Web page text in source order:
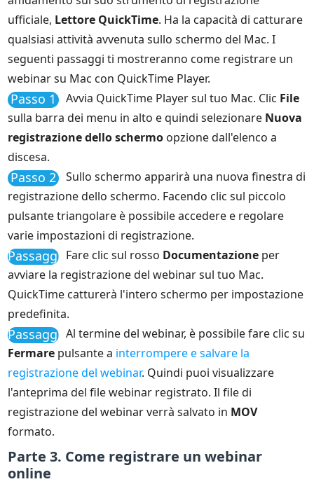
ufficiale, Lettore QuickTime. Ha la capacità di catturare
qualsiasi attività avvenuta sullo schermo del Mac. I
seguenti passaggi ti mostreranno come registrare un
webinar su Mac con QuickTime Player.
Passo 1 Avvia QuickTime Player sul tuo Mac. Clic File
sulla barra dei menu in alto e quindi selezionare Nuova
registrazione dello schermo opzione dall'elenco a
discesa.
Passo 2
Sullo schermo apparirà una nuova finestra di
registrazione dello schermo. Facendo clic sul piccolo
pulsante triangolare è possibile accedere e regolare
varie impostazioni di registrazione.
Passaggio
3
Fare clic sul rosso Documentazione per
avviare la registrazione del webinar sul tuo Mac.
QuickTime catturerà l'intero schermo per impostazione
predefinita.
Passaggio
4
Al termine del webinar, è possibile fare clic su
Fermare pulsante a interrompere e salvare la
registrazione del webinar. Quindi puoi visualizzare
l'anteprima del file webinar registrato. Il file di
registrazione del webinar verrà salvato in MOV
formato.
Parte 3. Come registrare un webinar
online